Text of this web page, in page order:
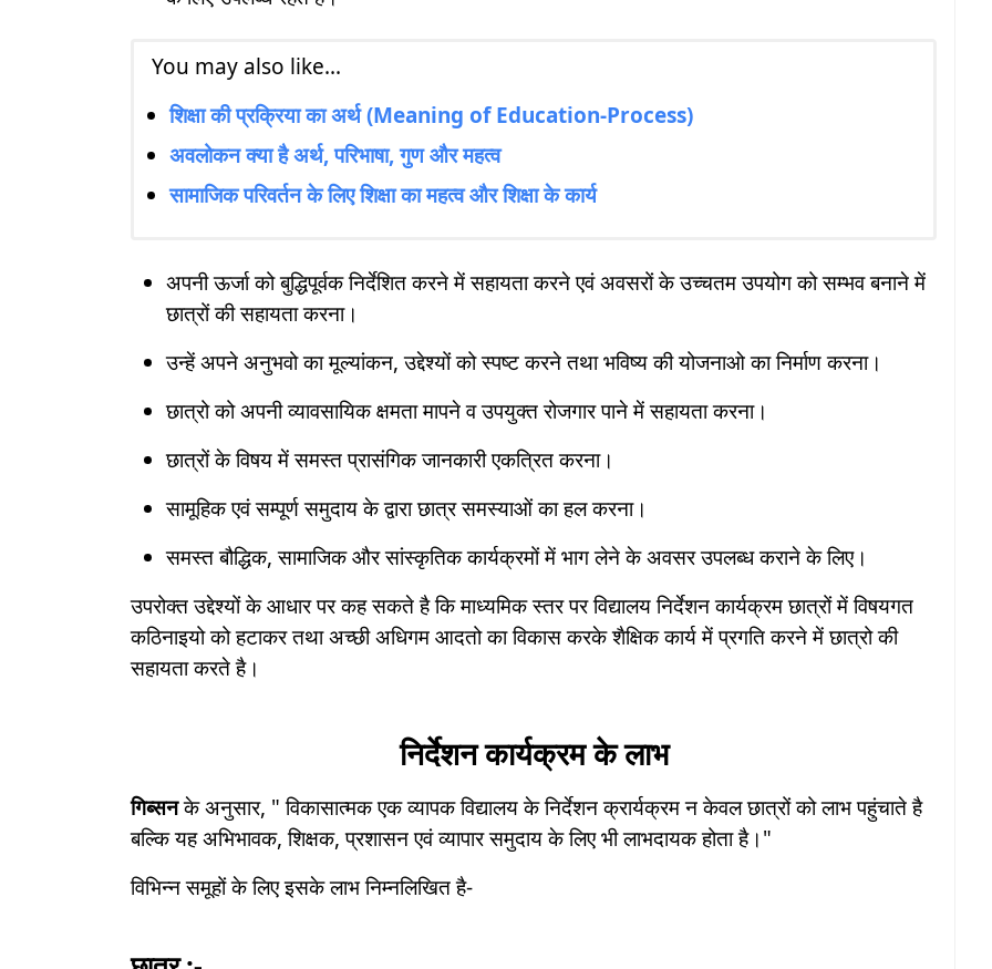
You may also like...
शिक्षा की प्रक्रिया का अर्थ (Meaning of Education-Process)
अवलोकन क्या है अर्थ, परिभाषा, गुण और महत्व
सामाजिक परिवर्तन के लिए शिक्षा का महत्व और शिक्षा के कार्य
अपनी ऊर्जा को बुद्धिपूर्वक निर्देशित करने में सहायता करने एवं अवसरों के उच्चतम उपयोग को सम्भव बनाने में
छात्रों की सहायता करना।
उन्हें अपने अनुभवो का मूल्यांकन, उद्देश्यों को स्पष्ट करने तथा भविष्य की योजनाओ का निर्माण करना।
छात्रो को अपनी व्यावसायिक क्षमता मापने व उपयुक्त रोजगार पाने में सहायता करना।
छात्रों के विषय में समस्त प्रासंगिक जानकारी एकत्रित करना।
सामूहिक एवं सम्पूर्ण समुदाय के द्वारा छात्र समस्याओं का हल करना।
समस्त बौद्धिक, सामाजिक और सांस्कृतिक कार्यक्रमों में भाग लेने के अवसर उपलब्ध कराने के लिए।
उपरोक्त उद्देश्यों के आधार पर कह सकते है कि माध्यमिक स्तर पर विद्यालय निर्देशन कार्यक्रम छात्रों में विषयगत
कठिनाइयो को हटाकर तथा अच्छी अधिगम आदतो का विकास करके शैक्षिक कार्य में प्रगति करने में छात्रो की
सहायता करते है।
निर्देशन कार्यक्रम के लाभ
गिब्सनके अनुसार, " विकासात्मक एक व्यापक विद्यालय के निर्देशन क्रार्यक्रम न केवल छात्रों को लाभ पहुंचाते है
बल्कि यह अभिभावक, शिक्षक, प्रशासन एवं व्यापार समुदाय के लिए भी लाभदायक होता है।"
विभिन्न समू‌हों के लिए इसके लाभ निम्नलिखित है-